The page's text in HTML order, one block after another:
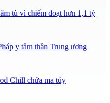
tù vì chiếm đoạt hơn 1,1 tỷ
y tâm thần Trung ương
Chill chứa ma túy